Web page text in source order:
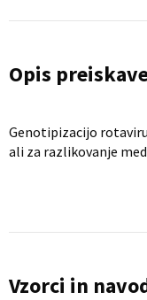
Opis
Genotipizacijo
ali za razlikovanje
Vzorci in